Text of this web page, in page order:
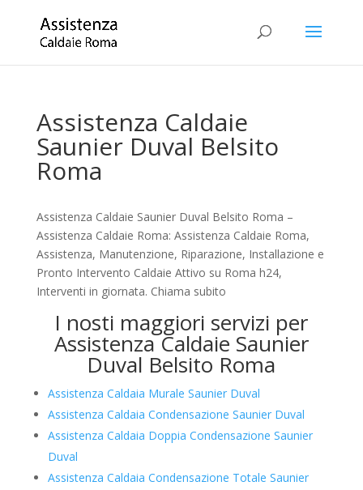
Assistenza Caldaie
Saunier Duval Belsito
Roma
Assistenza Caldaie Saunier Duval Belsito Roma –
Assistenza Caldaie Roma: Assistenza Caldaie Roma,
Assistenza, Manutenzione, Riparazione, Installazione e
Pronto Intervento Caldaie Attivo su Roma h24,
Interventi in giornata. Chiama subito
I nosti maggiori servizi per
Assistenza Caldaie Saunier
Duval Belsito Roma
Assistenza Caldaia Murale Saunier Duval
Assistenza Caldaia Condensazione Saunier Duval
Assistenza Caldaia Doppia Condensazione Saunier
Duval
Assistenza Caldaia Condensazione Totale Saunier